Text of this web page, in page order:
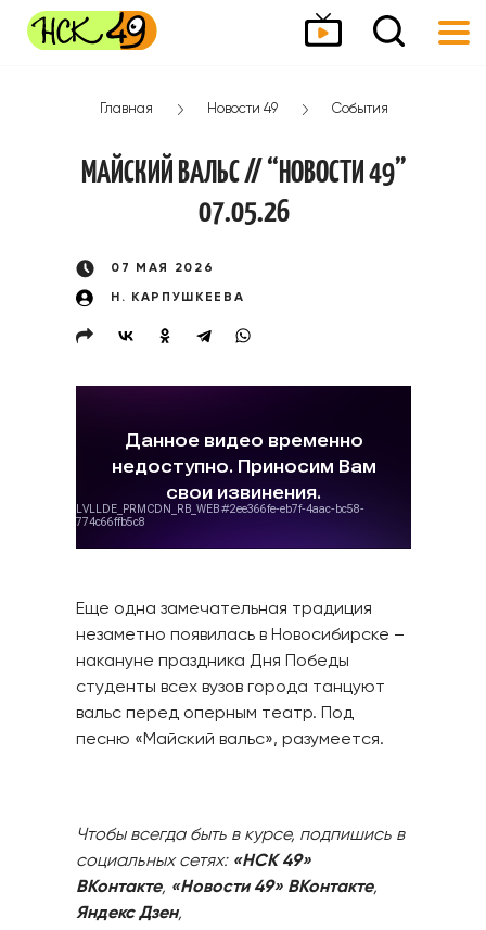
Главная Новости 49 События
МАЙСКИЙ ВАЛЬС // “НОВОСТИ 49”
07.05.26
07 МАЯ 2026
Н. КАРПУШКЕЕВА
Еще одна замечательная традиция
незаметно появилась в Новосибирске –
накануне праздника Дня Победы
студенты всех вузов города танцуют
вальс перед оперным театр. Под
песню «Майский вальс», разумеется.
Чтобы всегда быть в курсе, подпишись в
социальных сетях: «НСК 49»
ВКонтакте, «Новости 49» ВКонтакте,
Яндекс Дзен,